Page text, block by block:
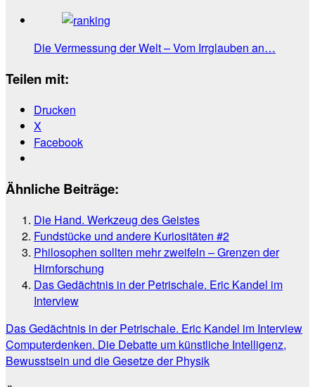
Die Vermessung der Welt – Vom Irrglauben an…
Teilen mit:
Drucken
X
Facebook
Ähnliche Beiträge:
Die Hand. Werkzeug des Geistes
Fundstücke und andere Kuriositäten #2
Philosophen sollten mehr zweifeln – Grenzen der
Hirnforschung
Das Gedächtnis in der Petrischale. Eric Kandel im
Interview
Beitragsnavigation
Das Gedächtnis in der Petrischale. Eric Kandel im Interview
Computerdenken. Die Debatte um künstliche Intelligenz,
Bewusstsein und die Gesetze der Physik